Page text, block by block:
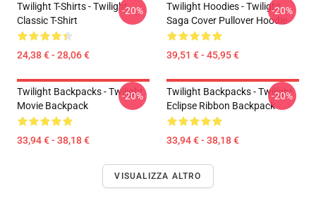
Twilight T-Shirts - Twilight
Classic T-Shirt
24,38 € - 28,06 €
-20%
Twilight Hoodies - Twilight
Saga Cover Pullover Hoodie
39,51 € - 45,95 €
-20%
Twilight Backpacks - Twilight
Movie Backpack
33,94 € - 38,18 €
-20%
Twilight Backpacks - Twilight
Eclipse Ribbon Backpack
33,94 € - 38,18 €
-20%
VISUALIZZA ALTRO